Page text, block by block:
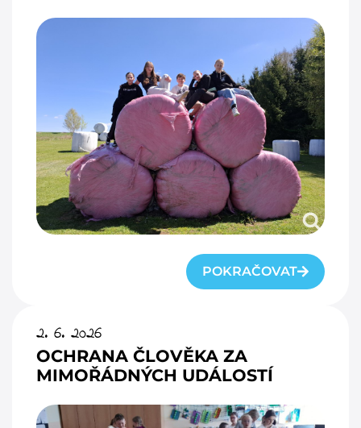
POKRAČOVAT
2. 6. 2026
OCHRANA ČLOVĚKA ZA
MIMOŘÁDNÝCH UDÁLOSTÍ